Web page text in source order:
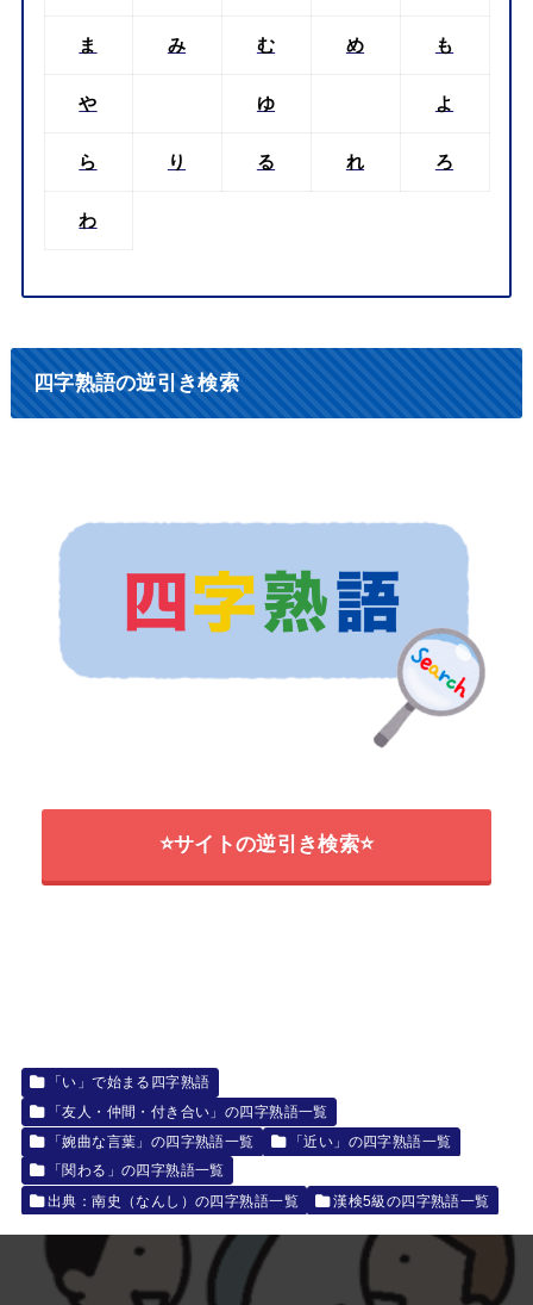
ま み む め も
や ゆ よ
ら り る れ ろ
わ
四字熟語の逆引き検索
⭐サイトの逆引き検索⭐
「い」で始まる四字熟語
「友人・仲間・付き合い」の四字熟語一覧
「婉曲な言葉」の四字熟語一覧
「近い」の四字熟語一覧
「関わる」の四字熟語一覧
出典：南史（なんし）の四字熟語一覧
漢検5級の四字熟語一覧